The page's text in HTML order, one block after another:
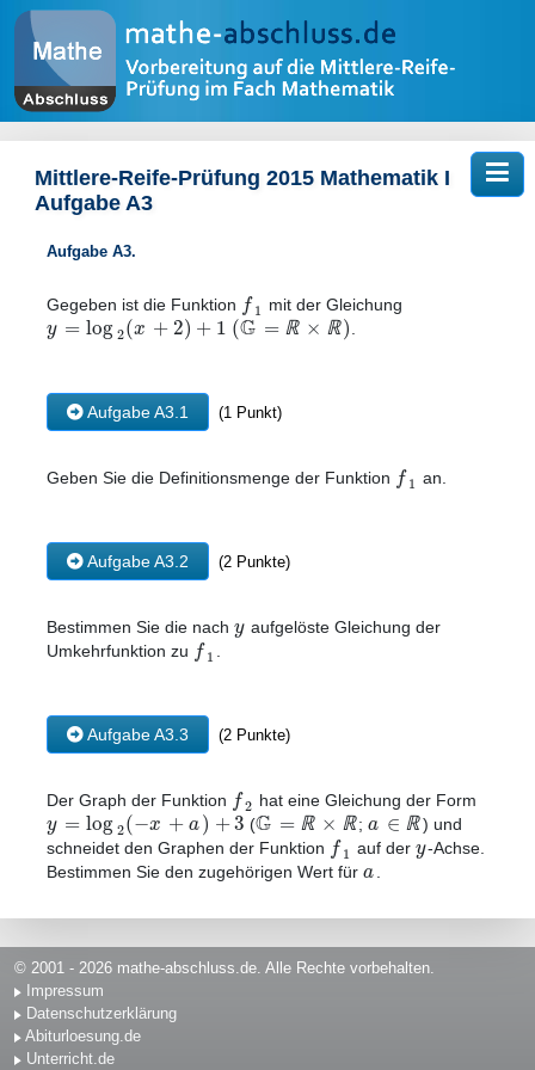
Mittlere-Reife-Prüfung 2015 Mathematik I
Aufgabe A3
Aufgabe A3.
Gegeben ist die Funktion f 1 mit der Gleichung
y =log 2(x +2) +1 (G = ℝ × ℝ)
Aufgabe A3.1 (1 Punkt)
Geben Sie die Definitionsmenge der Funktion f 1 an.
Aufgabe A3.2 (2 Punkte)
Bestimmen Sie die nach y aufgelöste Gleichung der
Umkehrfunktion zu f 1
Aufgabe A3.3 (2 Punkte)
Der Graph der Funktion f2 hat eine Gleichung der Form
y =log 2(−x +a) +3 (G = ℝ × ℝ; a ∈ ℝ) und
schneidet den Graphen der Funktion f 1 auf der y-Achse.
Bestimmen Sie den zugehörigen Wert für a
© 2001 - 2026 mathe-abschluss.de. Alle Rechte vorbehalten.
Impressum
Datenschutzerklärung
Abiturloesung.de
Unterricht.de